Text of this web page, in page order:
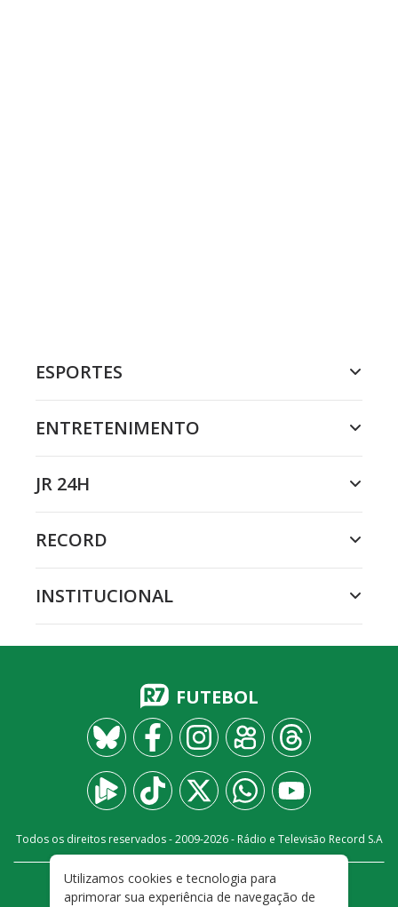
ESPORTES
ENTRETENIMENTO
JR 24H
RECORD
INSTITUCIONAL
FUTEBOL
Todos os direitos reservados - 2009-2026- Rádio e Televisão Record S.A
FALE CONOSCO
PRIVACIDADE
Utilizamos cookies e tecnologia para
aprimorar sua experiência de navegação de